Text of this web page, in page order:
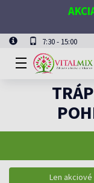
AKCIA
7:30 - 15:00
Len akciové